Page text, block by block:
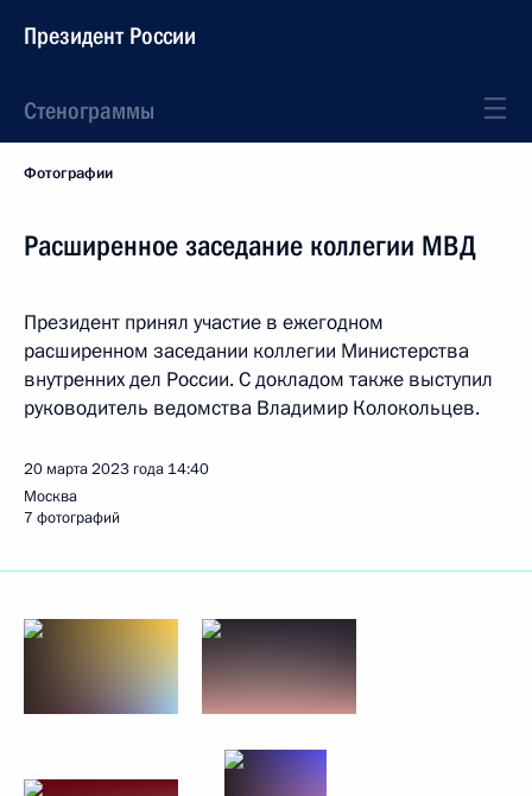
Президент России
Стенограммы
Фотографии
Расширенное заседание коллегии МВД
Президент принял участие в ежегодном
расширенном заседании коллегии Министерства
внутренних дел России. С докладом также выступил
руководитель ведомства Владимир Колокольцев.
20 марта 2023 года 14:40
Москва
7 фотографий